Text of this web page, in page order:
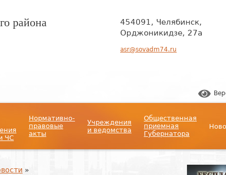
района
454091, Челябинск,
Орджоникидзе, 27а
asr@sovadm74.ru
ЧС
Нормативно-
правовые
акты
Учреждения
и ведомства
Общественная
приемная
Губернатора
»